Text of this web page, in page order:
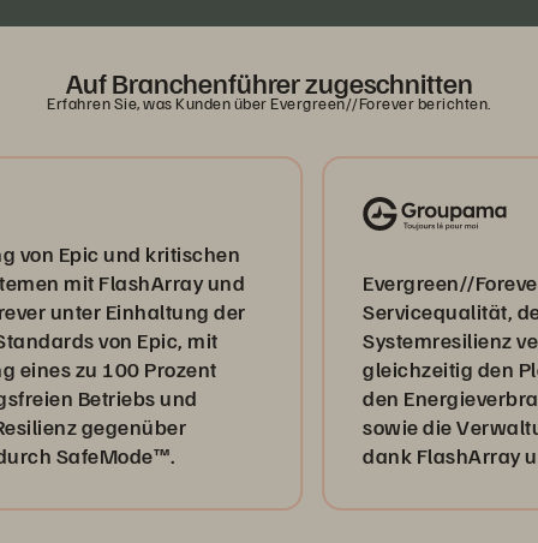
Auf Branchenführer zugeschnitten
Erfahren Sie, was Kunden über Evergreen//Forever berichten.
und kritischen
mit FlashArray und
Einhaltung der
von Epic, mit
zu 100 Prozent
Betriebs und
gegenüber
Evergreen//Forever hat
Servicequalität, den
Systemresilienz
gleichzeitig den
den Energieverbrauch
sowie die Verwaltung
dank FlashArray und